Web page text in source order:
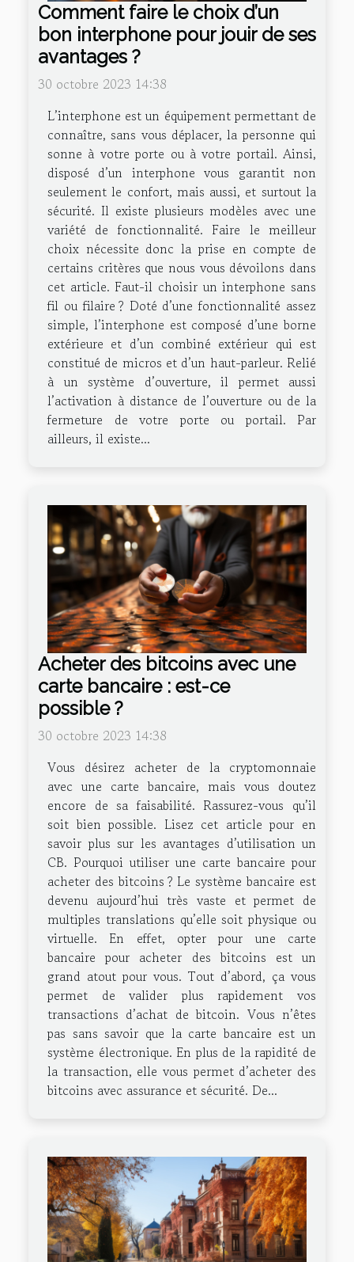
Comment faire le choix d’un
bon interphone pour jouir de ses
avantages ?
30 octobre 2023 14:38
L’interphone est un équipement permettant de
connaître, sans vous déplacer, la personne qui
sonne à votre porte ou à votre portail. Ainsi,
disposé d’un interphone vous garantit non
seulement le confort, mais aussi, et surtout la
sécurité. Il existe plusieurs modèles avec une
variété de fonctionnalité. Faire le meilleur
choix nécessite donc la prise en compte de
certains critères que nous vous dévoilons dans
cet article. Faut-il choisir un interphone sans
fil ou filaire ? Doté d’une fonctionnalité assez
simple, l’interphone est composé d’une borne
extérieure et d’un combiné extérieur qui est
constitué de micros et d’un haut-parleur. Relié
à un système d’ouverture, il permet aussi
l’activation à distance de l’ouverture ou de la
fermeture de votre porte ou portail. Par
ailleurs, il existe...
Acheter des bitcoins avec une
carte bancaire : est-ce
possible ?
30 octobre 2023 14:38
Vous désirez acheter de la cryptomonnaie
avec une carte bancaire, mais vous doutez
encore de sa faisabilité. Rassurez-vous qu’il
soit bien possible. Lisez cet article pour en
savoir plus sur les avantages d’utilisation un
CB. Pourquoi utiliser une carte bancaire pour
acheter des bitcoins ? Le système bancaire est
devenu aujourd’hui très vaste et permet de
multiples translations qu’elle soit physique ou
virtuelle. En effet, opter pour une carte
bancaire pour acheter des bitcoins est un
grand atout pour vous. Tout d’abord, ça vous
permet de valider plus rapidement vos
transactions d’achat de bitcoin. Vous n’êtes
pas sans savoir que la carte bancaire est un
système électronique. En plus de la rapidité de
la transaction, elle vous permet d’acheter des
bitcoins avec assurance et sécurité. De...